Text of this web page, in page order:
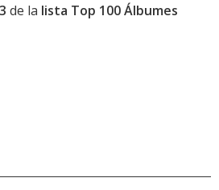
de la lista Top 100 Álbumes